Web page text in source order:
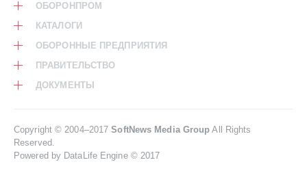
ОБОРОНПРОМ
КАТАЛОГИ
ОБОРОННЫЕ ПРЕДПРИЯТИЯ
ПРАВИТЕЛЬСТВО
ДОКУМЕНТЫ
Copyright © 2004–2017SoftNews Media Group All Rights
Reserved.
Powered by DataLife Engine © 2017